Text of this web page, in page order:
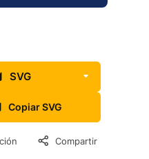
SVG
Copiar SVG
Compartir